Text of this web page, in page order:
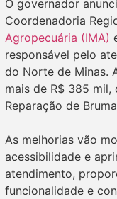
O governador
Coordenadoria
Agropecuária (IMA)
responsável pelo
do Norte de Minas.
mais de R$ 385
Reparação de
As melhorias vão
acessibilidade e
atendimento,
funcionalidade e